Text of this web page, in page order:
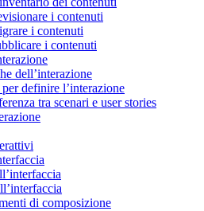
i contenuti
i contenuti
i contenuti
dell’interazione
definire l’interazione
tra scenari e user stories
di composizione